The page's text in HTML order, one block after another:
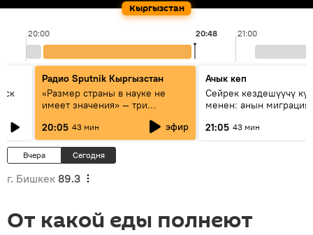
Кыргызстан
20:00 21:00
20:48
Радио Sputnik Кыргызстан
«Размер страны в науке не
имеет значения» — три
эксперта о сотрудничестве
России и Кыргызстана в
образовании и исследованиях
20:05 43 мин эфир
Ачык кеп
Сейрек кездешүүчү
менен: анын
21:05 43 мин
Вчера Сегодня
г. Бишкек 89.3
От какой еды полнеют